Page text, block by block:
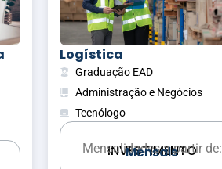
Gestão Pública
Graduação EAD
Administração e Negócios
Tecnólogo
INVESTIMENTO
Mensalidades a partir de:
Mensais